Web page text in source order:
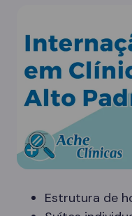
Estrutura de